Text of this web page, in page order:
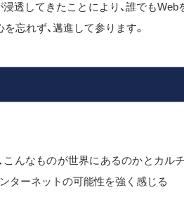
透してきたことにより、誰でも
忘れず、邁進して参ります。
こんなものが世界にあるのかとカル
ターネットの可能性を強く感じる